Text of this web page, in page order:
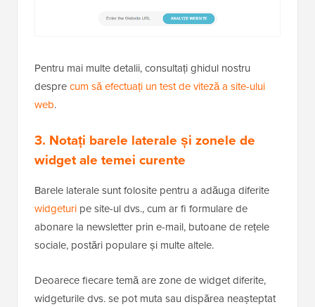
Pentru mai multe detalii, consultați ghidul nostru
desprecum să efectuați un test de viteză a site-ului
web.
3. Notați barele laterale și zonele de
widget ale temei curente
Barele laterale sunt folosite pentru a adăuga diferite
widgeturi pe site-ul dvs., cum ar fi formulare de
abonare la newsletter prin e-mail, butoane de rețele
sociale, postări populare și multe altele.
Deoarece fiecare temă are zone de widget diferite,
widgeturile dvs. se pot muta sau dispărea neașteptat